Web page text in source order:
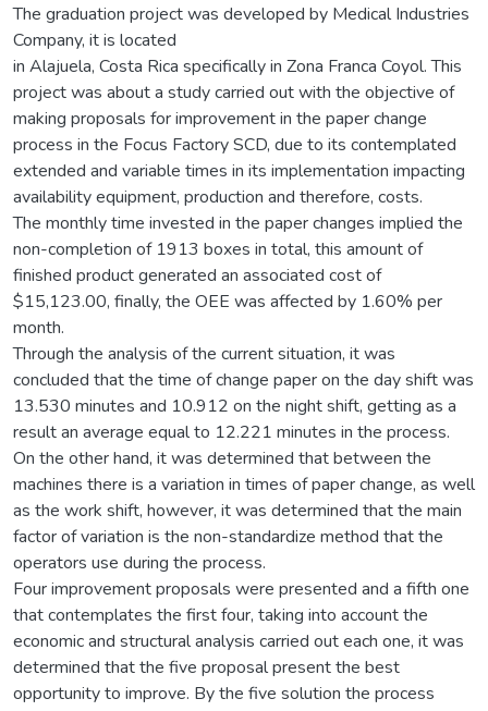
The graduation project was developed by Medical Industries
Company, it is located
in Alajuela, Costa Rica specifically in Zona Franca Coyol. This
project was about a study carried out with the objective of
making proposals for improvement in the paper change
process in the Focus Factory SCD, due to its contemplated
extended and variable times in its implementation impacting
availability equipment, production and therefore, costs.
The monthly time invested in the paper changes implied the
non-completion of 1913 boxes in total, this amount of
finished product generated an associated cost of
$15,123.00, finally, the OEE was affected by 1.60% per
month.
Through the analysis of the current situation, it was
concluded that the time of change paper on the day shift was
13.530 minutes and 10.912 on the night shift, getting as a
result an average equal to 12.221 minutes in the process.
On the other hand, it was determined that between the
machines there is a variation in times of paper change, as well
as the work shift, however, it was determined that the main
factor of variation is the non-standardize method that the
operators use during the process.
Four improvement proposals were presented and a fifth one
that contemplates the first four, taking into account the
economic and structural analysis carried out each one, it was
determined that the five proposal present the best
opportunity to improve. By the five solution the process